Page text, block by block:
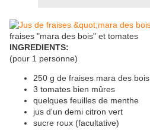
fraises "mara des bois" et tomates
INGREDIENTS:
(pour 1 personne)
250 g de fraises mara des bois
3 tomates bien mûres
quelques feuilles de menthe
jus d'un demi citron vert
sucre roux (facultative)